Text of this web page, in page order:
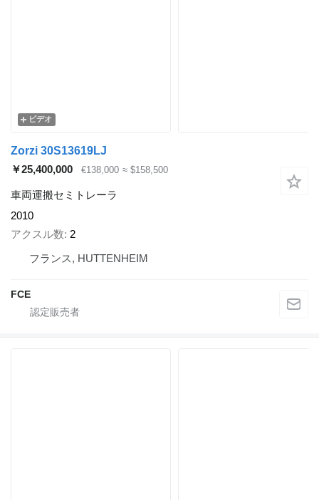
ビデオ
Zorzi 30S13619LJ
￥25,400,000
€138,000 ≈ $158,500
車両運搬セミトレーラ
2010
アクスル数 2
フランス, HUTTENHEIM
FCE